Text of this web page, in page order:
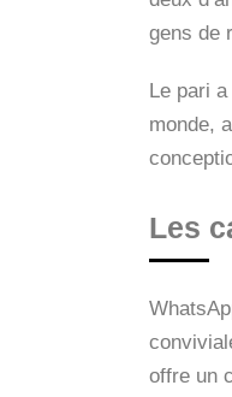
gens de
Le pari
monde,
Les
offre un